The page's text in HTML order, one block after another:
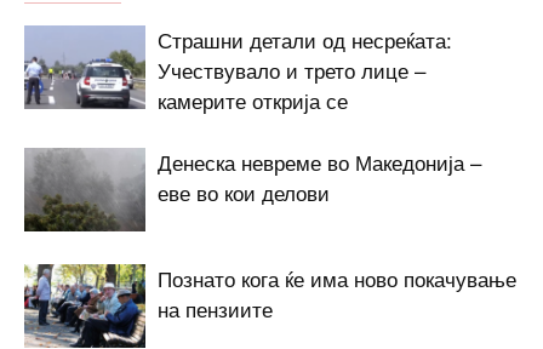
Страшни детали од несреќата:
Учествувало и трето лице –
камерите открија се
Денеска невреме во Македонија –
еве во кои делови
Познато кога ќе има ново покачување
на пензиите